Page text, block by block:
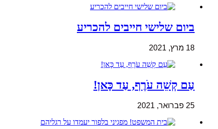
ביום שלישי חייבים להכריע
18 מרץ, 2021
עַם קְשֵׁה עֹרֶף, עַד כָּאן!
25 פברואר, 2021